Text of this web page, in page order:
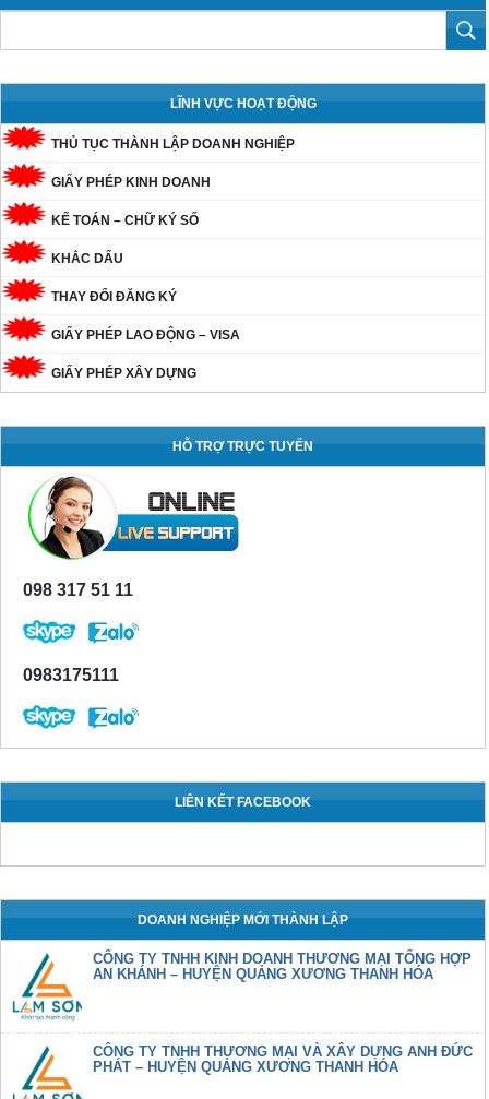
LĨNH VỰC HOẠT ĐỘNG
THỦ TỤC THÀNH LẬP DOANH NGHIỆP
GIẤY PHÉP KINH DOANH
KẾ TOÁN – CHỮ KÝ SỐ
KHẮC DẤU
THAY ĐỔI ĐĂNG KÝ
GIẤY PHÉP LAO ĐỘNG – VISA
GIẤY PHÉP XÂY DỰNG
HỖ TRỢ TRỰC TUYẾN
098 317 51 11
0983175111
LIÊN KẾT FACEBOOK
DOANH NGHIỆP MỚI THÀNH LẬP
CÔNG TY TNHH KINH DOANH THƯƠNG MẠI TỔNG HỢP
AN KHÁNH – HUYỆN QUẢNG XƯƠNG THANH HÓA
CÔNG TY TNHH THƯƠNG MẠI VÀ XÂY DỰNG ANH ĐỨC
PHÁT – HUYỆN QUẢNG XƯƠNG THANH HÓA